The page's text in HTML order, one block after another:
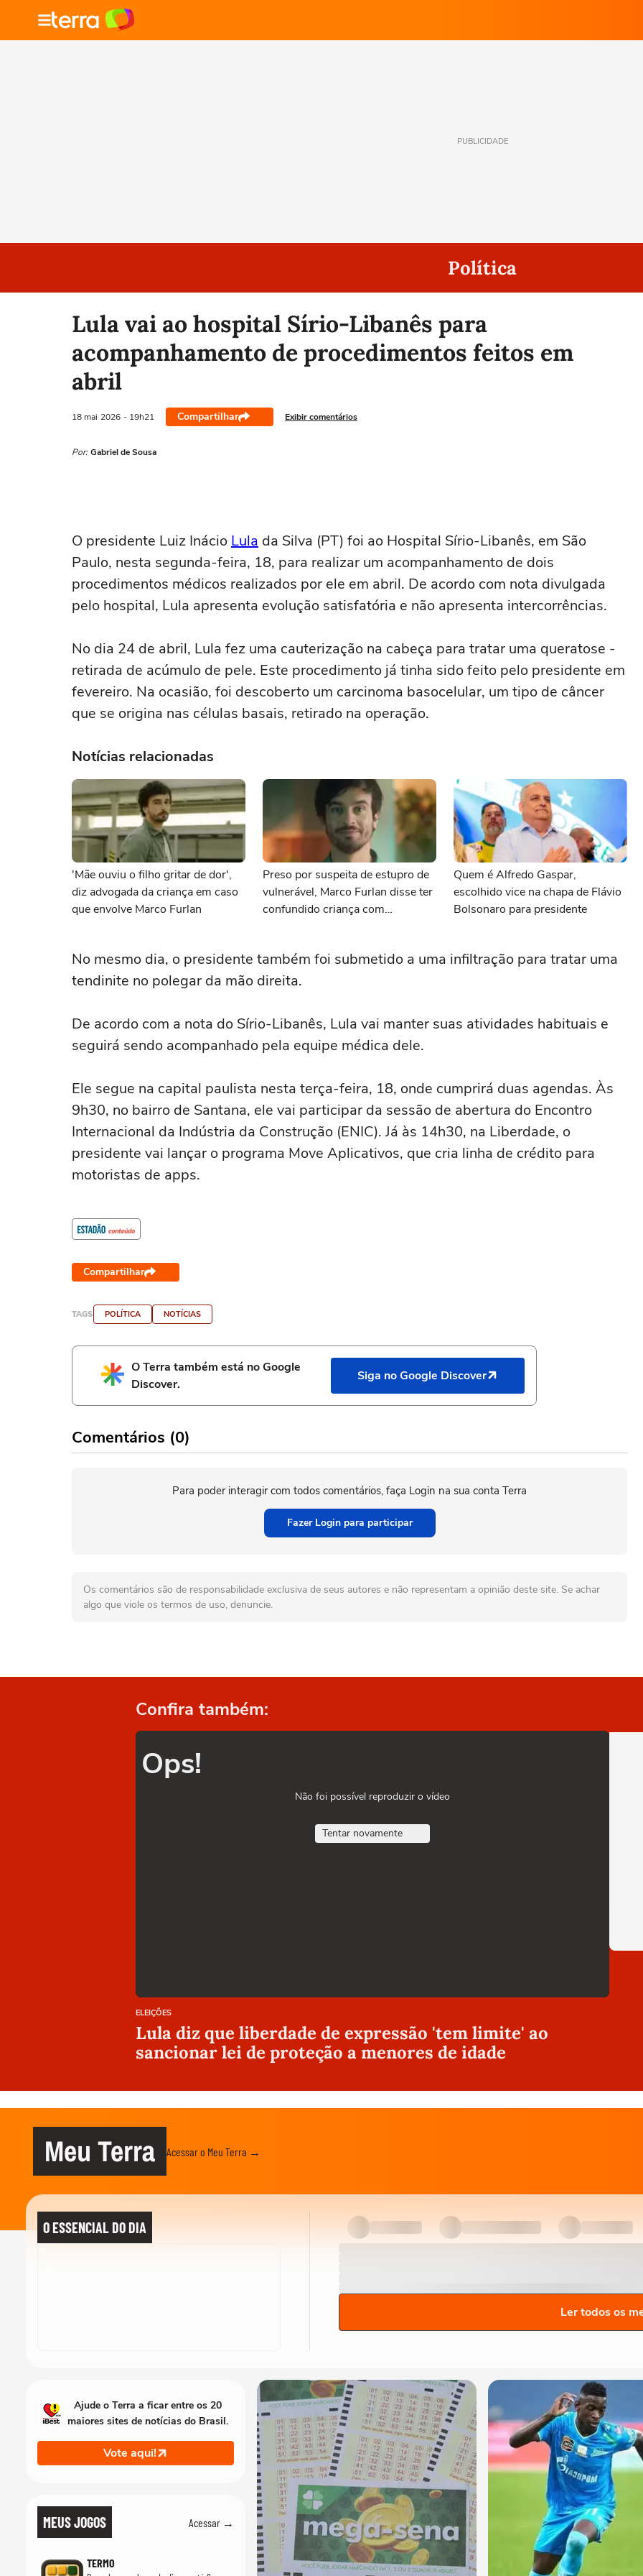
PUBLICIDADE
Política
Lula vai ao hospital Sírio-Libanês para
acompanhamento de procedimentos feitos em
abril
18 mai 2026 - 19h21 Compartilhar Exibir comentários
Por: Gabriel de Sousa
O presidente Luiz Inácio Lula da Silva (PT) foi ao Hospital Sírio-Libanês, em São
Paulo, nesta segunda-feira, 18, para realizar um acompanhamento de dois
procedimentos médicos realizados por ele em abril. De acordo com nota divulgada
pelo hospital, Lula apresenta evolução satisfatória e não apresenta intercorrências.
No dia 24 de abril, Lula fez uma cauterização na cabeça para tratar uma queratose -
retirada de acúmulo de pele. Este procedimento já tinha sido feito pelo presidente em
fevereiro. Na ocasião, foi descoberto um carcinoma basocelular, um tipo de câncer
que se origina nas células basais, retirado na operação.
Notícias relacionadas
'Mãe ouviu o filho gritar de dor',
diz advogada da criança em caso
que envolve Marco Furlan
Preso por suspeita de estupro de
vulnerável, Marco Furlan disse ter
confundido criança com
Quem é Alfredo Gaspar,
escolhido vice na chapa de Flávio
Bolsonaro para presidente
No mesmo dia, o presidente também foi submetido a uma infiltração para tratar uma
tendinite no polegar da mão direita.
De acordo com a nota do Sírio-Libanês, Lula vai manter suas atividades habituais e
seguirá sendo acompanhado pela equipe médica dele.
Ele segue na capital paulista nesta terça-feira, 18, onde cumprirá duas agendas. Às
9h30, no bairro de Santana, ele vai participar da sessão de abertura do Encontro
Internacional da Indústria da Construção (ENIC). Já às 14h30, na Liberdade, o
presidente vai lançar o programa Move Aplicativos, que cria linha de crédito para
motoristas de apps.
Compartilhar
TAGS POLÍTICA NOTÍCIAS
O Terra também está no Google
Discover.
Siga no Google Discover
Comentários (0)
Para poder interagir com todos comentários, faça Login na sua conta Terra
Fazer Login para participar
Os comentários são de responsabilidade exclusiva de seus autores e não representam a opinião deste site. Se achar
algo que viole os termos de uso, denuncie.
Confira também:
Ops!
Não foi possível reproduzir o vídeo
Tentar novamente
ELEIÇÕES
Lula diz que liberdade de expressão 'tem limite' ao
sancionar lei de proteção a menores de idade
Meu Terra Acessar o Meu Terra →
O ESSENCIAL DO DIA
Ler todos os
MEUS JOGOS Acessar →
TERMO
Ajude o Terra a ficar entre os 20
maiores sites de notícias do Brasil.
Vote aqui!